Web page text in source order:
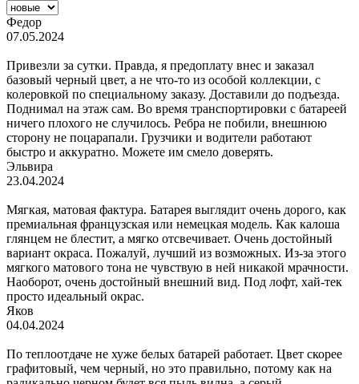
Федор
07.05.2024
Привезли за сутки. Правда, я предоплату внес и заказал
базовый черный цвет, а не что-то из особой коллекции, с
колеровкой по специальному заказу. Доставили до подъезда.
Поднимал на этаж сам. Во время транспортировки с батареей
ничего плохого не случилось. Ребра не побили, внешнюю
сторону не поцарапали. Грузчики и водители работают
быстро и аккуратно. Можете им смело доверять.
Эльвира
23.04.2024
Мягкая, матовая фактура. Батарея выглядит очень дорого, как
премиальная французская или немецкая модель. Как калоша
глянцем не блестит, а мягко отсвечивает. Очень достойный
вариант окраса. Пожалуй, лучший из возможных. Из-за этого
мягкого матового тона не чувствую в ней никакой мрачности.
Наоборот, очень достойный внешний вид. Под лофт, хай-тек
просто идеальный окрас.
Яков
04.04.2024
По теплоотдаче не хуже белых батарей работает. Цвет скорее
графитовый, чем черный, но это правильно, потому как на